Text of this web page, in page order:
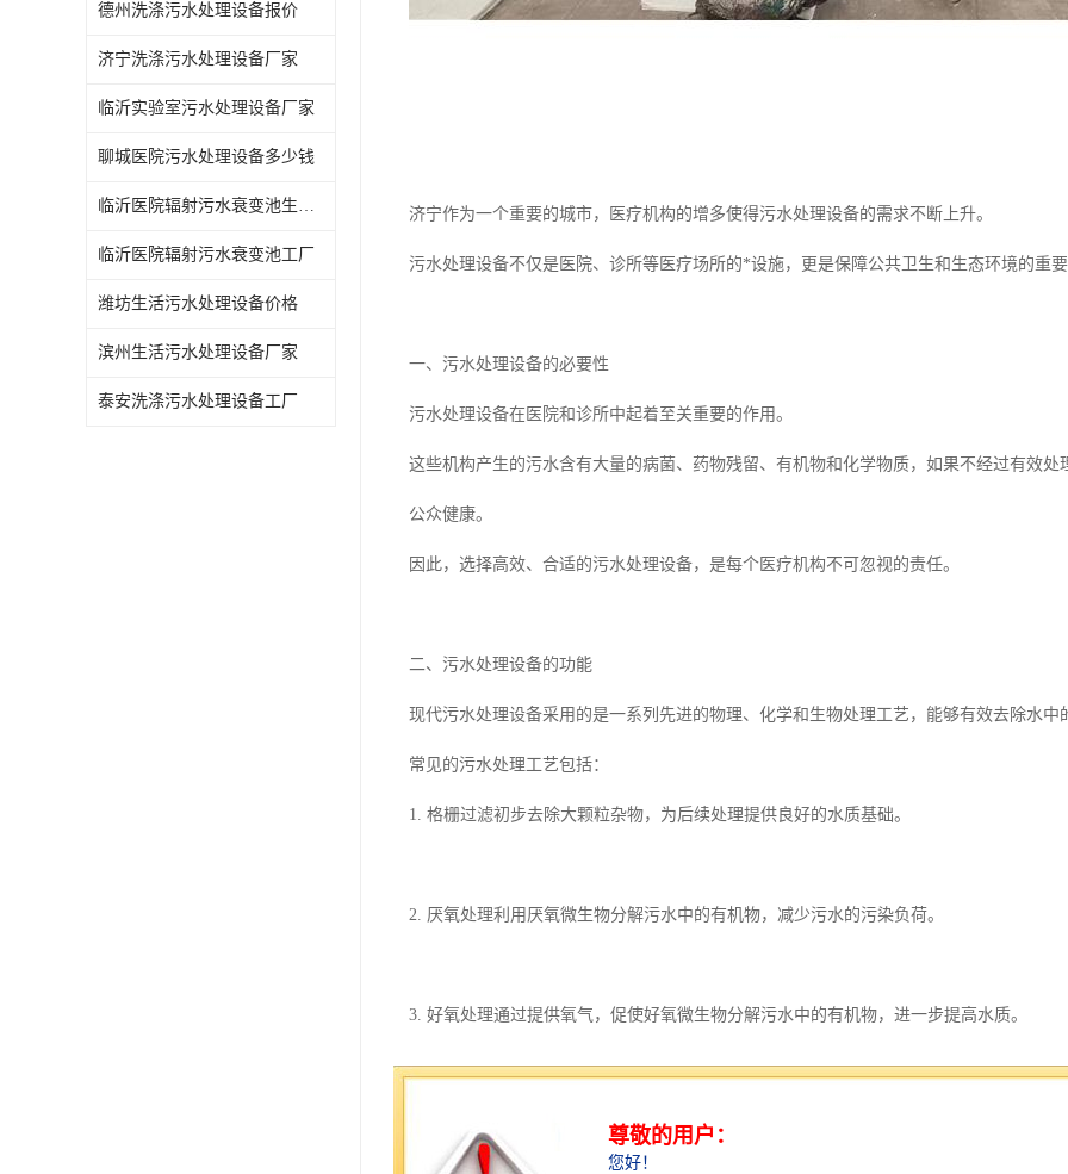
德州洗涤污水处理设备报价
济宁洗涤污水处理设备厂家
临沂实验室污水处理设备厂家
聊城医院污水处理设备多少钱
临沂医院辐射污水衰变池生产厂家
临沂医院辐射污水衰变池工厂
潍坊生活污水处理设备价格
滨州生活污水处理设备厂家
泰安洗涤污水处理设备工厂
济宁作为一个重要的城市，医疗机构的增多使得污水处理设备的需求不断上升。
污水处理设备不仅是医院、诊所等医疗场所的*设施，更是保障公共卫生和生态环境的重
一、污水处理设备的必要性
污水处理设备在医院和诊所中起着至关重要的作用。
这些机构产生的污水含有大量的病菌、药物残留、有机物和化学物质，如果不经过有效
公众健康。
因此，选择高效、合适的污水处理设备，是每个医疗机构不可忽视的责任。
二、污水处理设备的功能
现代污水处理设备采用的是一系列先进的物理、化学和生物处理工艺，能够有效去除水
常见的污水处理工艺包括：
1. 格栅过滤初步去除大颗粒杂物，为后续处理提供良好的水质基础。
2. 厌氧处理利用厌氧微生物分解污水中的有机物，减少污水的污染负荷。
3. 好氧处理通过提供氧气，促使好氧微生物分解污水中的有机物，进一步提高水质。